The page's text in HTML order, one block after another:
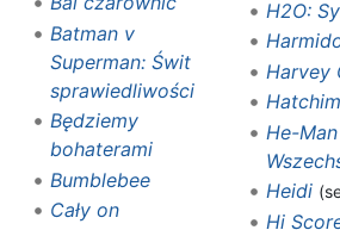
Batman v
Superman: Świt
sprawiedliwości
Będziemy
bohaterami
Bumblebee
Cały on
H2O:
Harvey
He-
Heidi
Hi